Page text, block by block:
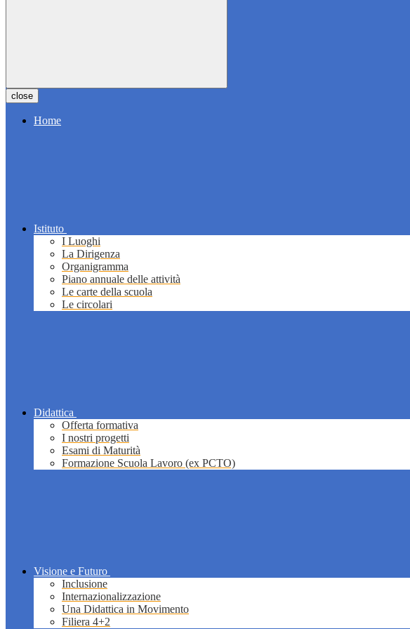
close
Home
Istituto
I Luoghi
La Dirigenza
Organigramma
Piano annuale delle attività
Le carte della scuola
Le circolari
Didattica
Offerta formativa
I nostri progetti
Esami di Maturità
Formazione Scuola Lavoro (ex PCTO)
Visione e Futuro
Inclusione
Internazionalizzazione
Una Didattica in Movimento
Filiera 4+2